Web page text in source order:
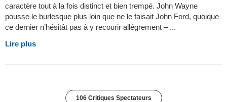
caractère tout à la fois distinct et bien trempé. John Wayne
pousse le burlesque plus loin que ne le faisait John Ford, quoique
ce dernier n’hésitât pas à y recourir allégrement – ...
Lire plus
106 Critiques Spectateurs